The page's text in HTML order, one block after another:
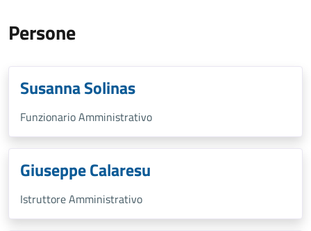
Persone
Susanna Solinas
Funzionario Amministrativo
Giuseppe Calaresu
Istruttore Amministrativo